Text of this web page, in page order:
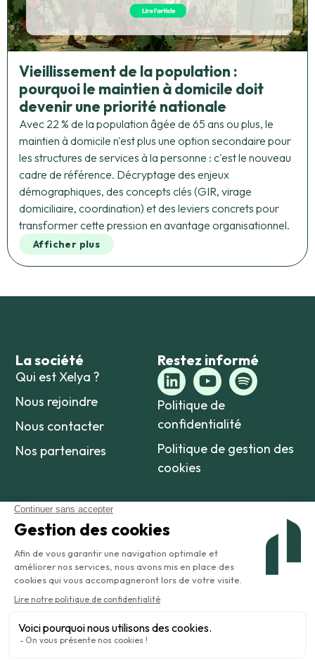
Vieillissement de la population :
pourquoi le maintien à domicile doit
devenir une priorité nationale
Avec 22 % de la population âgée de 65 ans ou plus, le
maintien à domicile n'est plus une option secondaire pour
les structures de services à la personne : c'est le nouveau
cadre de référence. Décryptage des enjeux
démographiques, des concepts clés (GIR, virage
domiciliaire, coordination) et des leviers concrets pour
transformer cette pression en avantage organisationnel.
Afficher plus
La société
Qui est Xelya ?
Nous rejoindre
Nous contacter
Nos partenaires
Restez informé
Politique de
confidentialité
Politique de gestion des
cookies